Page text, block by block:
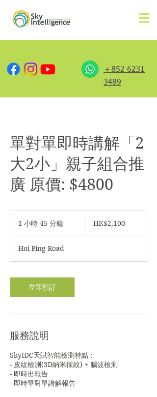
＋852 6231
3489
單對單即時講解「2
大2小」親子組合推
廣 原價: $4800
1 小時 45 分鐘
5
分
HK$2,100
Hoi Ping Road
立即預訂
服務說明
SkyIDC天賦智能檢測特點：
- 皮紋檢測(3D納米採紋) + 腦波檢測
- 即時出報告
- 即時單對單講解報告